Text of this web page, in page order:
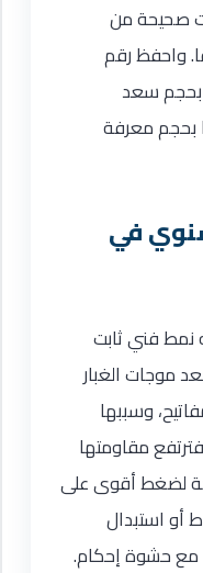
صحيحة من
واحفظ رقم
بحجم سعد
بحجم معرفة
في
نمط فني ثابت
موجات الغبار
وسببها
مقاومتها
لضغط أقوى على
أو استبدال
الوحدة بأخرى بدرجة حماية IP65 مع حشوة إحكام.